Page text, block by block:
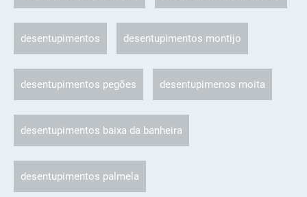
desentupimentos desentupimentos montijo
desentupimentos pegões desentupimenos moita
desentupimentos baixa da banheira
desentupimentos palmela